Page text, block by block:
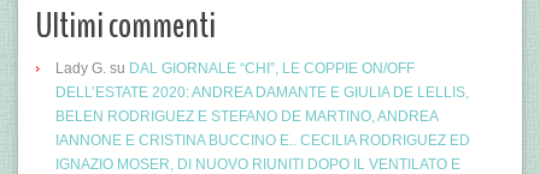
Ultimi commenti
Lady G. su DAL GIORNALE “CHI”, LE COPPIE ON/OFF
DELL’ESTATE 2020: ANDREA DAMANTE E GIULIA DE LELLIS,
BELEN RODRIGUEZ E STEFANO DE MARTINO, ANDREA
IANNONE E CRISTINA BUCCINO E.. CECILIA RODRIGUEZ ED
IGNAZIO MOSER, DI NUOVO RIUNITI DOPO IL VENTILATO E